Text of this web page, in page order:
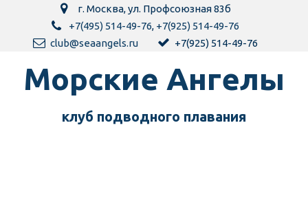
г. Москва,ул. Профсоюзная 83б
+7(495) 514-49-76, +7(925) 514-49-76
club@seaangels.ru
+7(925) 514-49-76
Морск­­­­­­ие Ангелы
клуб подводного пла­­вания